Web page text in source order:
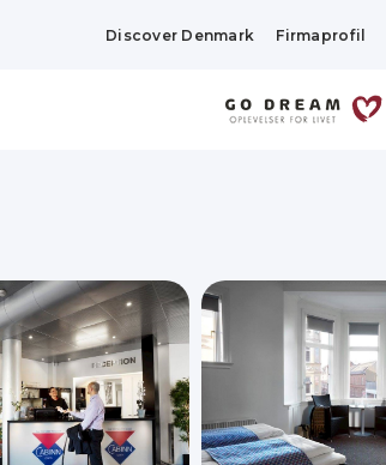
Discover Denmark Firmaprofil